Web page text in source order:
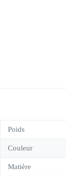
Poids
Couleur
Matière